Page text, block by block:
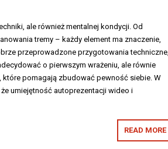
ale również mentalnej kondycji. Od
tremy – każdy element ma znaczenie,
przeprowadzone przygotowania techniczne,
o pierwszym wrażeniu, ale równie
które pomagają zbudować pewność siebie. W
umiejętność autoprezentacji wideo i
READ MORE